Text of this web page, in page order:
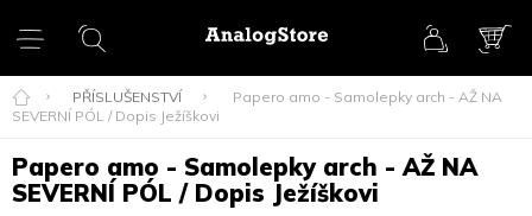
obsah
PŘÍSLUŠENSTVÍ
Papero amo - Samolepky arch - AŽ NA
SEVERNÍ PÓL / Dopis Ježíškovi
Papero amo - Samolepky arch - AŽ NA
SEVERNÍ PÓL / Dopis Ježíškovi